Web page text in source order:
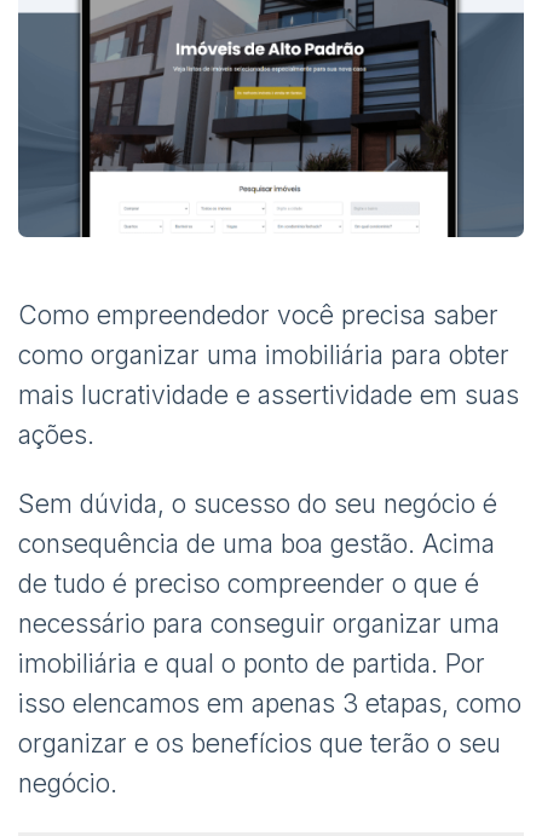
Como empreendedor você precisa saber
como organizar uma imobiliária para obter
mais lucratividade e assertividade em suas
ações.
Sem dúvida, o sucesso do seu negócio é
consequência de uma boa gestão. Acima
de tudo é preciso compreender o que é
necessário para conseguir organizar uma
imobiliária e qual o ponto de partida. Por
isso elencamos em apenas 3 etapas, como
organizar e os benefícios que terão o seu
negócio.